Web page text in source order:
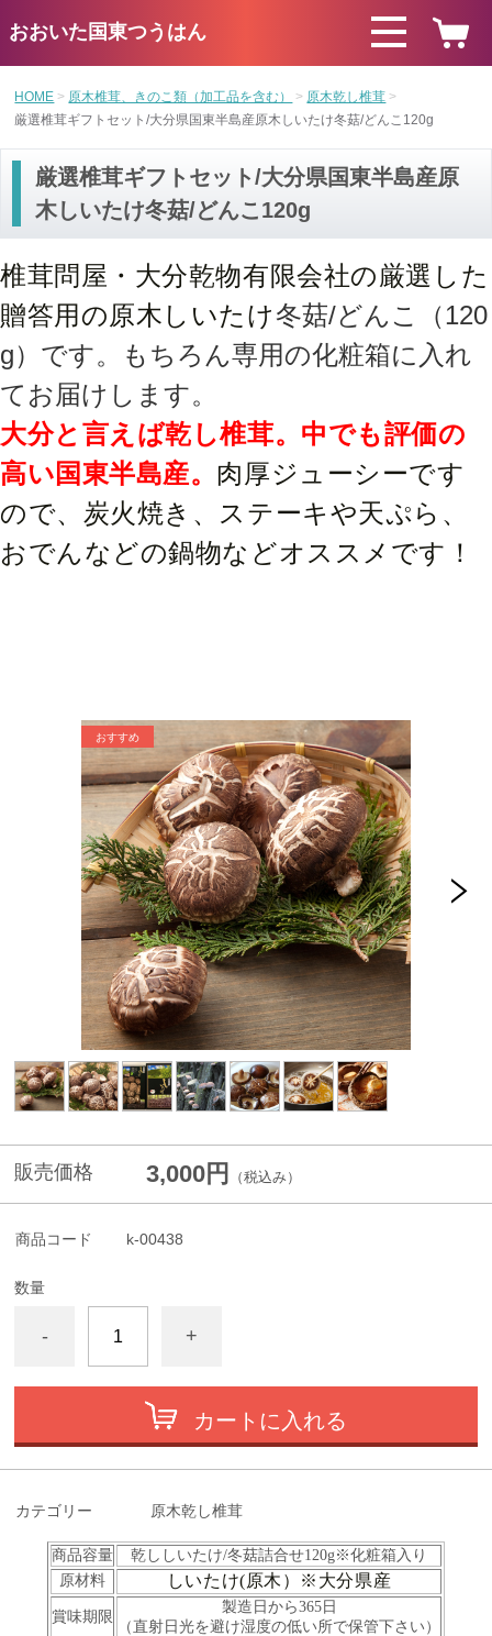
おおいた国東つうはん
HOME 原木椎茸、きのこ類（加工品を含む）
原木乾し椎茸
厳選椎茸ギフトセット/大分県国東半島産原木しいたけ冬菇/どんこ120g
厳選椎茸ギフトセット/大分県国東半島産原
木しいたけ冬菇/どんこ120g
椎茸問屋・大分乾物有限会社の厳選した
贈答用の原木しいたけ冬菇/どんこ（120
g）です。もちろん専用の化粧箱に入れ
てお届けします。
大分と言えば乾し椎茸。中でも評価の
高い国東半島産。 肉厚ジューシーです
ので、炭火焼き、ステーキや天ぷら、
おでんなどの鍋物などオススメです！
販売価格 3,000円 （税込み）
商品コード k-00438
数量
- +
カートに入れる
カテゴリー 原木乾し椎茸
商品容量 乾ししいた け/冬菇詰合せ120g※化粧箱入り
原材料
しいたけ(原木）※大分県産
賞味期限
製造日から365日
（直射日光を避け湿度の低い所で保管下さい）